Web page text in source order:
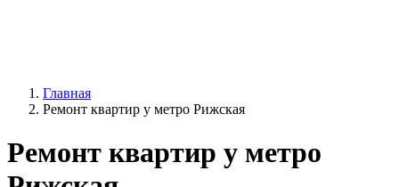
Главная
Ремонт квартир у метро Рижская
Ремонт квартир у метро